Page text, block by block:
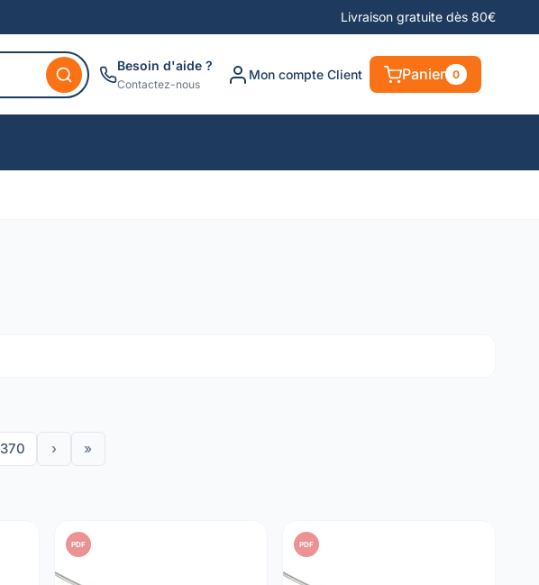
Livraison gratuite dès 80€
Besoin d'aide ?
Contactez-nous
Mon compte Client Panier 0
370 › »
PDF PDF